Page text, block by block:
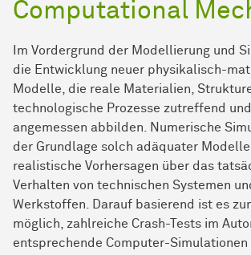
Computational
Im Vordergrund der Modellierung und
die Entwicklung neuer physikalisch-
Modelle, die reale Materialien,
technologische Prozesse zutreffend und
angemessen abbilden. Numerische
der Grundlage solch adäquater
realistische Vorhersagen über das
Verhalten von technischen Systemen
Werkstoffen. Darauf basierend ist es
möglich, zahlreiche Crash-Tests im
entsprechende Computer-Simulationen